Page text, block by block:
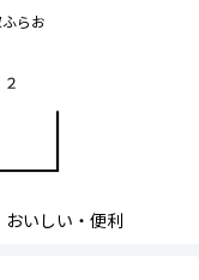
らお
おいしい・便利